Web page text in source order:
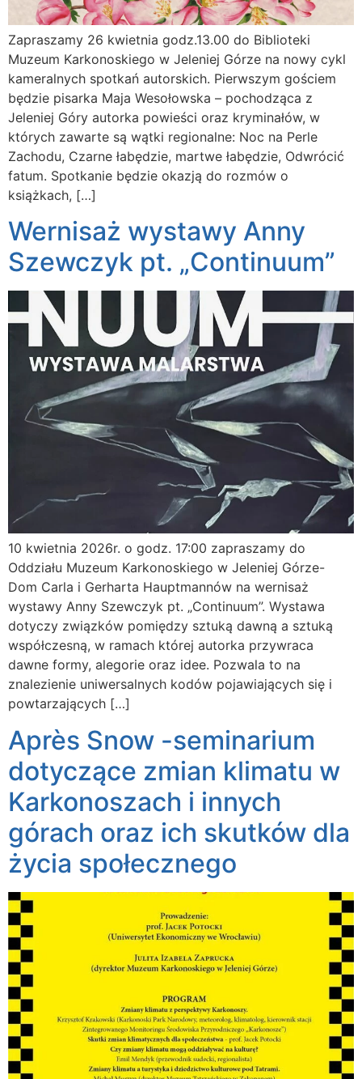
Zapraszamy 26 kwietnia godz.13.00 do Biblioteki
Muzeum Karkonoskiego w Jeleniej Górze na nowy cykl
kameralnych spotkań autorskich. Pierwszym gościem
będzie pisarka Maja Wesołowska – pochodząca z
Jeleniej Góry autorka powieści oraz kryminałów, w
których zawarte są wątki regionalne: Noc na Perle
Zachodu, Czarne łabędzie, martwe łabędzie, Odwrócić
fatum. Spotkanie będzie okazją do rozmów o
książkach, […]
Wernisaż wystawy Anny
Szewczyk pt. „Continuum”
10 kwietnia 2026r. o godz. 17:00 zapraszamy do
Oddziału Muzeum Karkonoskiego w Jeleniej Górze-
Dom Carla i Gerharta Hauptmannów na wernisaż
wystawy Anny Szewczyk pt. „Continuum”. Wystawa
dotyczy związków pomiędzy sztuką dawną a sztuką
współczesną, w ramach której autorka przywraca
dawne formy, alegorie oraz idee. Pozwala to na
znalezienie uniwersalnych kodów pojawiających się i
powtarzających […]
Après Snow -seminarium
dotyczące zmian klimatu w
Karkonoszach i innych
górach oraz ich skutków dla
życia społecznego